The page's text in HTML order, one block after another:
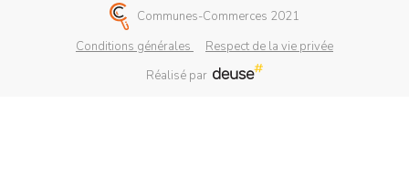
Communes-Commerces 2021
Conditions générales
Respect de la vie privée
Réalisé par